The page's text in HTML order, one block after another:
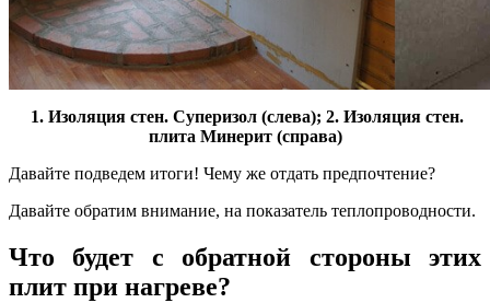
1. Изоляция стен. Суперизол (слева); 2. Изоляция стен.
плита Минерит (справа)
Давайте подведем итоги! Чему же отдать предпочтение?
Давайте обратим внимание, на показатель теплопроводности.
Что будет с обратной стороны этих
плит при нагреве?